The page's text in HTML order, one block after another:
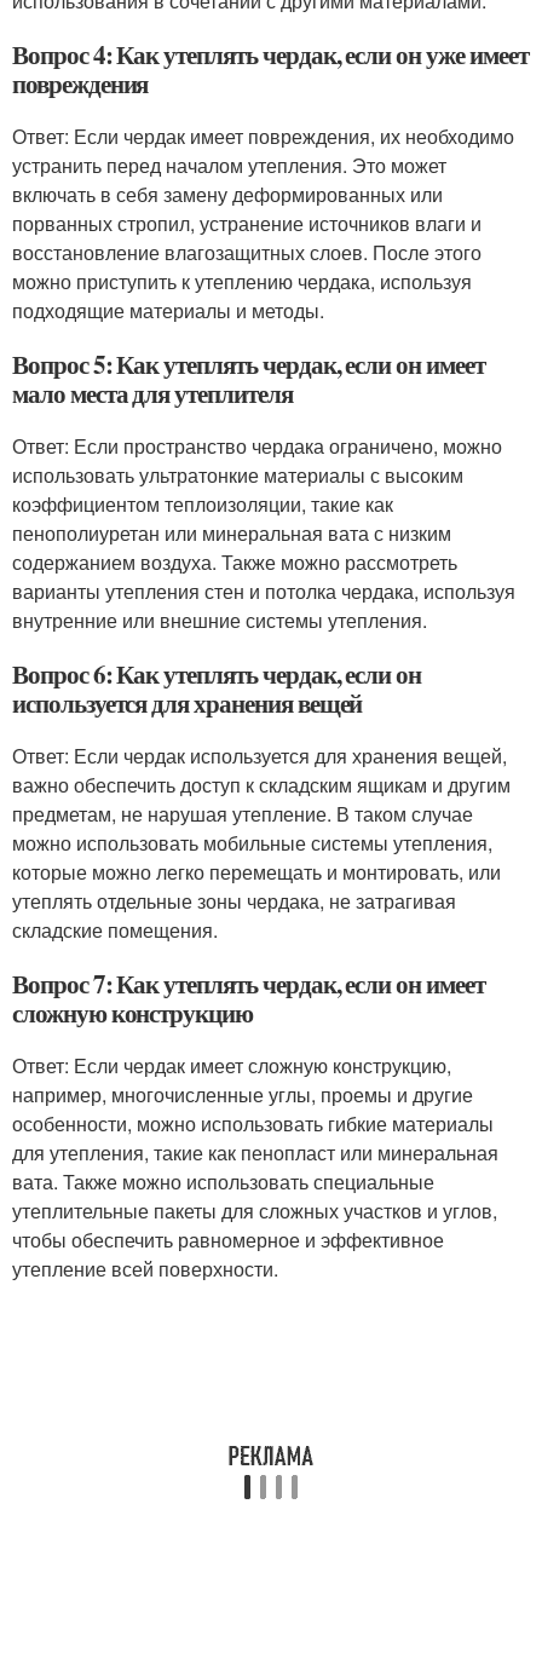
Вопрос 4: Как утеплять чердак, если он уже имеет
повреждения
Ответ: Если чердак имеет повреждения, их необходимо
устранить перед началом утепления. Это может
включать в себя замену деформированных или
порванных стропил, устранение источников влаги и
восстановление влагозащитных слоев. После этого
можно приступить к утеплению чердака, используя
подходящие материалы и методы.
Вопрос 5: Как утеплять чердак, если он имеет
мало места для утеплителя
Ответ: Если пространство чердака ограничено, можно
использовать ультратонкие материалы с высоким
коэффициентом теплоизоляции, такие как
пенополиуретан или минеральная вата с низким
содержанием воздуха. Также можно рассмотреть
варианты утепления стен и потолка чердака, используя
внутренние или внешние системы утепления.
Вопрос 6: Как утеплять чердак, если он
используется для хранения вещей
Ответ: Если чердак используется для хранения вещей,
важно обеспечить доступ к складским ящикам и другим
предметам, не нарушая утепление. В таком случае
можно использовать мобильные системы утепления,
которые можно легко перемещать и монтировать, или
утеплять отдельные зоны чердака, не затрагивая
складские помещения.
Вопрос 7: Как утеплять чердак, если он имеет
сложную конструкцию
Ответ: Если чердак имеет сложную конструкцию,
например, многочисленные углы, проемы и другие
особенности, можно использовать гибкие материалы
для утепления, такие как пенопласт или минеральная
вата. Также можно использовать специальные
утеплительные пакеты для сложных участков и углов,
чтобы обеспечить равномерное и эффективное
утепление всей поверхности.